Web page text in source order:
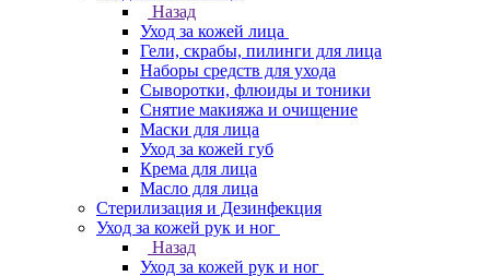
Назад
Уход за кожей лица
Гели, скрабы, пилинги для лица
Наборы средств для ухода
Сыворотки, флюиды и тоники
Снятие макияжа и очищение
Маски для лица
Уход за кожей губ
Крема для лица
Масло для лица
Стерилизация и Дезинфекция
Уход за кожей рук и ног
Назад
Уход за кожей рук и ног